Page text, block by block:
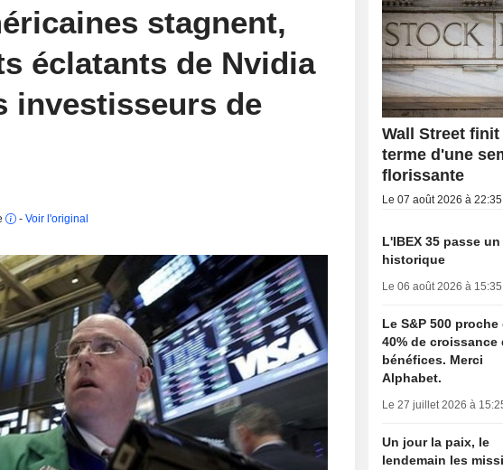
stagnent,
éclatants de Nvidia
investisseurs de
- Voir l'original
Wall Street
terme d'une
florissante
Le 07 août 2026 à 22:35
L'IBEX 35 passe un
historique
Le 06 août 2026 à 15:35
Le S&P 500 proche
40% de croissance
bénéfices. Merci
Alphabet.
Le 27 juillet 2026 à
Un jour la paix, le
lendemain les